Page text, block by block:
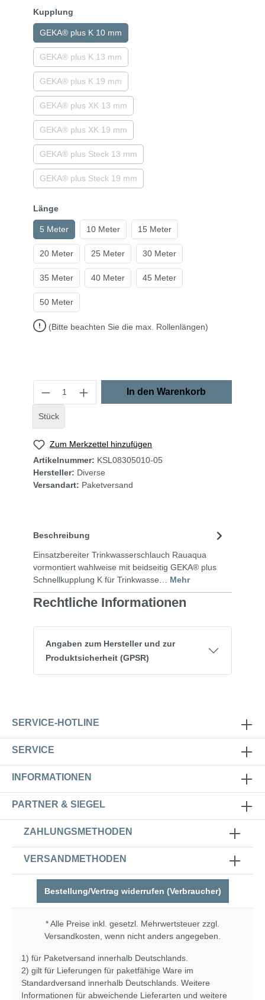
Kupplung
GEKA® plus K 10 mm
GEKA® plus K 13 mm
GEKA® plus K 19 mm
GEKA® plus XK 13 mm
GEKA® plus XK 19 mm
GEKA® plus Steck 13 mm
GEKA® plus Steck 19 mm
Länge
5 Meter 10 Meter 15 Meter
20 Meter 25 Meter 30 Meter
35 Meter 40 Meter 45 Meter
50 Meter
(Bitte beachten Sie die max. Rollenlängen)
Stück
In den Warenkorb
Zum Merkzettel hinzufügen
Artikelnummer: KSL08305010-05
Hersteller: Diverse
Versandart: Paketversand
Beschreibung
Einsatzbereiter Trinkwasserschlauch Rauaqua
vormontiert wahlweise mit beidseitig GEKA® plus
Schnellkupplung K für Trinkwasse… Mehr
Rechtliche Informationen
Angaben zum Hersteller und zur
Produktsicherheit (GPSR)
SERVICE-HOTLINE
SERVICE
INFORMATIONEN
PARTNER & SIEGEL
ZAHLUNGSMETHODEN
VERSANDMETHODEN
Bestellung/Vertrag widerrufen (Verbraucher)
* Alle Preise inkl. gesetzl. Mehrwertsteuer zzgl.
Versandkosten , wenn nicht anders angegeben.
1) für Paketversand innerhalb Deutschlands.
2) gilt für Lieferungen für paketfähige Ware im
Standardversand innerhalb Deutschlands. Weitere
Informationen für abweichende Lieferarten und weitere